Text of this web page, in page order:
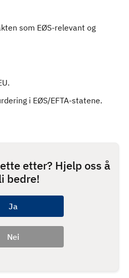
som EØS-relevant og
i EØS/EFTA-statene.
etter? Hjelp oss å
bedre!